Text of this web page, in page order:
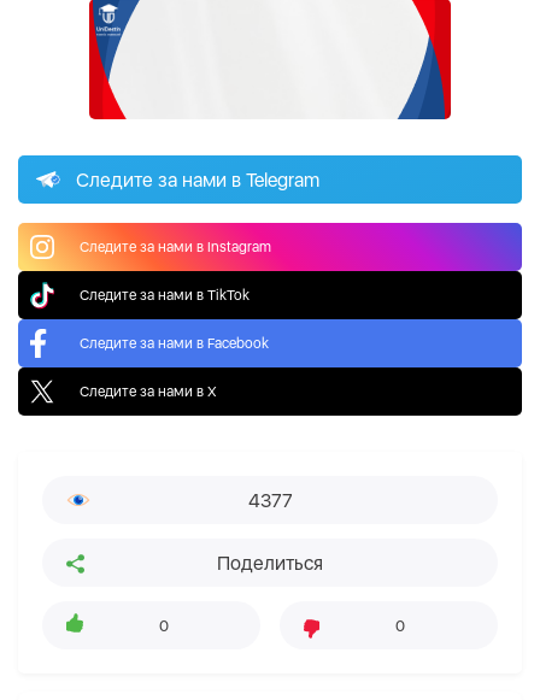
Следите за нами в Telegram
Следите за нами в Instagram
Следите за нами в TikTok
Следите за нами в Facebook
Следите за нами в X
4377
Поделиться
0 0